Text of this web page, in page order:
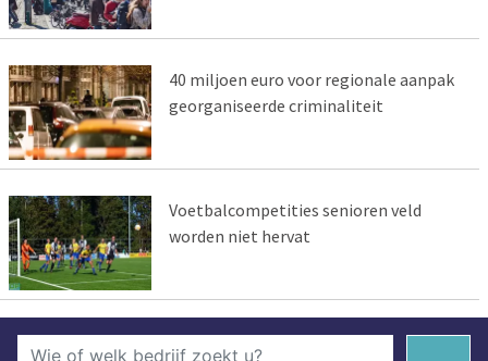
40 miljoen euro voor regionale aanpak
georganiseerde criminaliteit
Voetbalcompetities senioren veld
worden niet hervat